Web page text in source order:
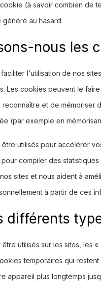
(à savoir combien de
généré au hasard.
nous les
l'utilisation de nos
Les cookies peuvent le
et de mémoriser
(par exemple en
utilisés pour accélérer
compiler des
sites et nous aident à
à partir de ces
différents
utilisés sur les sites, les
temporaires qui
appareil plus longtemps